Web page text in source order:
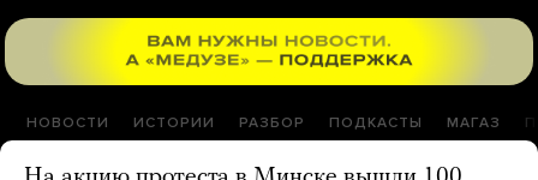
НОВОСТИ ИСТОРИИ РАЗБОР ПОДКАСТЫ МАГАЗ